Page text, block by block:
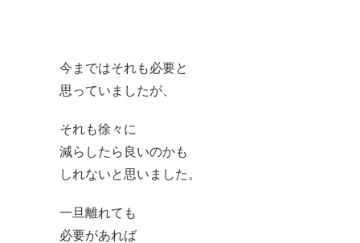
今まではそれも必要と
思っていましたが、
それも徐々に
減らしたら良いのかも
しれないと思いました。
一旦離れても
必要があれば